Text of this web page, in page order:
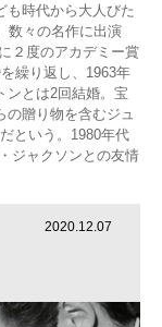
も時代から大人びた
数々の名作に出演
２度のアカデミー賞
繰り返し、1963年
ンとは2回結婚。宝
の贈り物を含むジュ
という。1980年代
ジャクソンとの友情
2020.12.07